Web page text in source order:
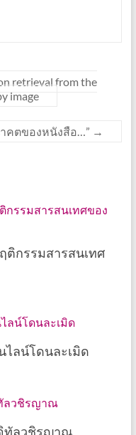
retrieval from the
image
าคตของหนังสือ…” →
ติกรรมสารสนเทศ
ไลน์โดนละเมิด
ทัลวชิรญาณ